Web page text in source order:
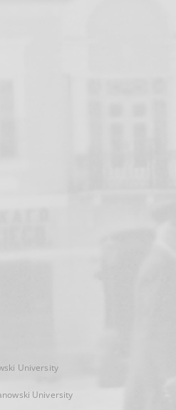
University
University